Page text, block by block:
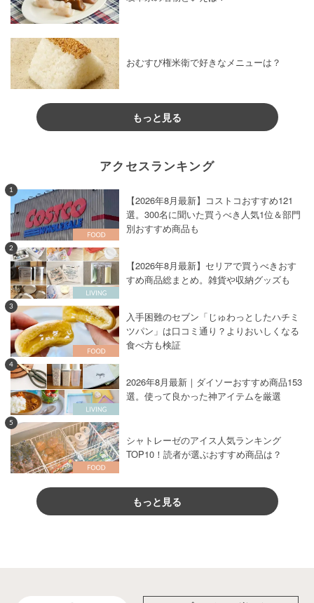
おむすび権米衛で好きなメニューは？
もっと見る
アクセスランキング
1
【2026年8月最新】コストコおすすめ121
選。300名に聞いた買うべき人気1位＆部門
別おすすめ商品も
2
【2026年8月最新】セリアで買うべきおす
すめ商品総まとめ。雑貨や収納グッズも
3
入手困難のセブン「じゅわっとしたハチミ
ツパン」は口コミ通り？よりおいしくなる
食べ方も検証
4
2026年8月最新｜ダイソーおすすめ商品153
選。使って良かった神アイテムを厳選
5
シャトレーゼのアイス人気ランキング
TOP10！読者が選ぶおすすめ商品は？
もっと見る